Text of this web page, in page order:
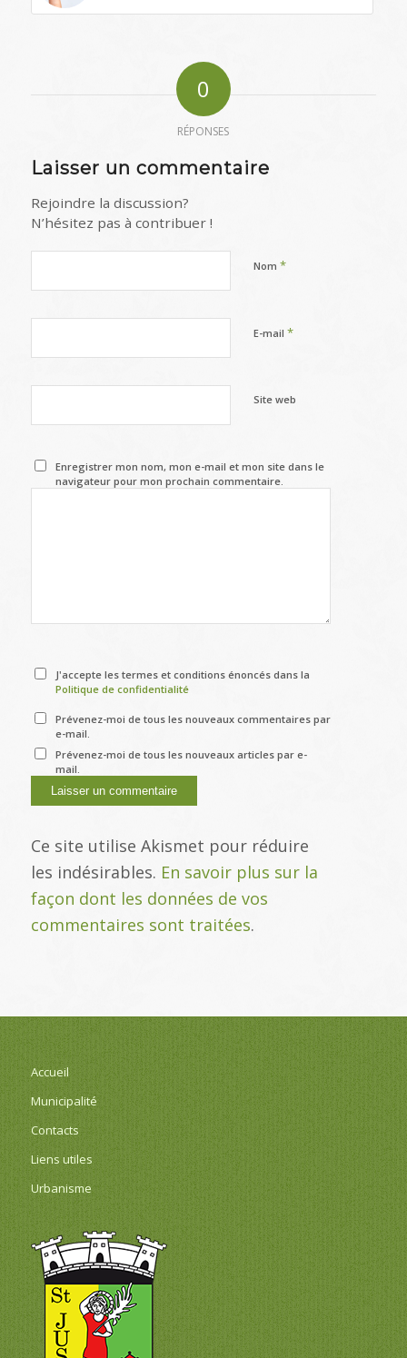
0
RÉPONSES
Laisser un commentaire
Rejoindre la discussion?
N’hésitez pas à contribuer !
Nom *
E-mail *
Site web
Enregistrer mon nom, mon e-mail et mon site dans le
navigateur pour mon prochain commentaire.
J'accepte les termes et conditions énoncés dans la
Politique de confidentialité
Prévenez-moi de tous les nouveaux commentaires par
e-mail.
Prévenez-moi de tous les nouveaux articles par e-
mail.
Ce site utilise Akismet pour réduire
les indésirables. En savoir plus sur la
façon dont les données de vos
commentaires sont traitées.
Accueil
Municipalité
Contacts
Liens utiles
Urbanisme